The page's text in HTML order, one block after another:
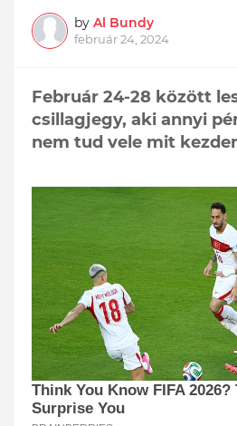
by Al Bundy
február 24, 2024
Február 24-28 között
csillagjegy, aki annyi
nem tud vele mit